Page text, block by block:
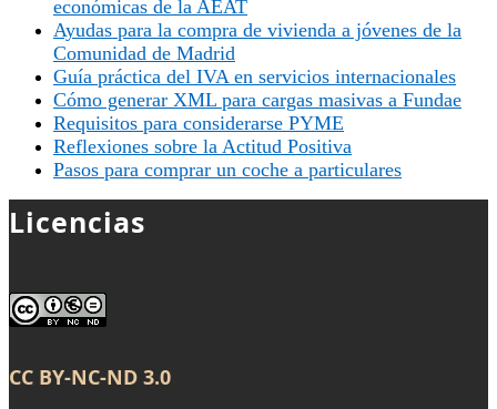
económicas de la AEAT
Ayudas para la compra de vivienda a jóvenes de la
Comunidad de Madrid
Guía práctica del IVA en servicios internacionales
Cómo generar XML para cargas masivas a Fundae
Requisitos para considerarse PYME
Reflexiones sobre la Actitud Positiva
Pasos para comprar un coche a particulares
Licencias
CC BY-NC-ND 3.0